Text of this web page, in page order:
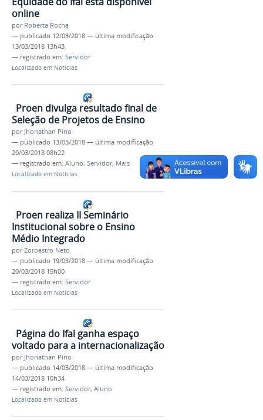
online
por Roberta Rocha
— publicado 12/03/2018 — última modificação
13/03/2018 13h43
— registrado em: Servidor
Localizado em Notícias
Proen divulga resultado final de
Seleção de Projetos de Ensino
por Jhonathan Pino
— publicado 13/03/2018 — última modificação
20/03/2018 08h22
— registrado em: Aluno, Servidor, Mais
Localizado em Notícias
Proen realiza II Seminário
Institucional sobre o Ensino
Médio Integrado
porZoroastro Neto
— publicado 19/03/2018 — última modificação
20/03/2018 15h00
— registrado em: Servidor
Localizado em Notícias
Página do Ifal ganha espaço
voltado para a internacionalização
por Jhonathan Pino
— publicado 14/03/2018 — última modificação
14/03/2018 10h34
— registrado em: Servidor, Aluno
Localizado em Notícias